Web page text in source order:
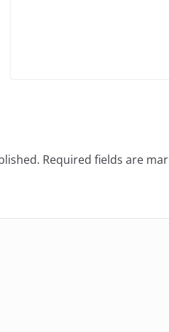
Required fields are